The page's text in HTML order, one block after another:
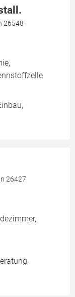
26548
26427